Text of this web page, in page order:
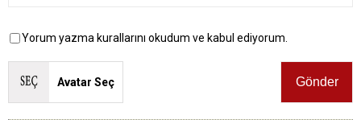
Yorum yazma kurallarını okudum ve kabul ediyorum.
Avatar Seç